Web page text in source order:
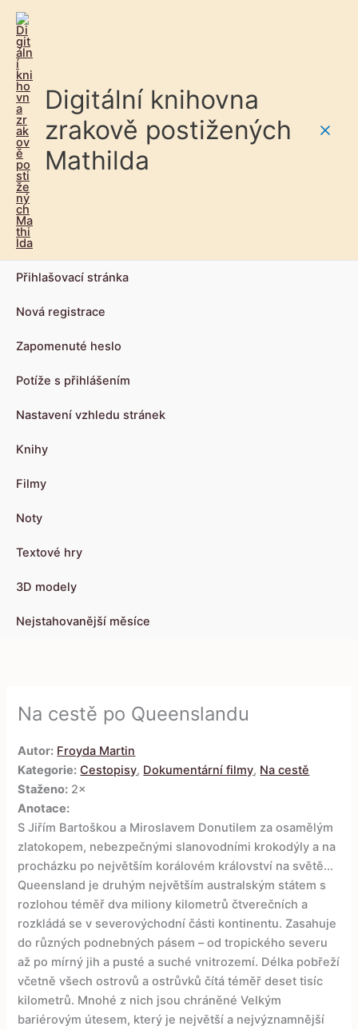
Digitální knihovna
zrakově postižených
Mathilda
Přihlašovací stránka
Nová registrace
Zapomenuté heslo
Potíže s přihlášením
Nastavení vzhledu stránek
Knihy
Filmy
Noty
Textové hry
3D modely
Nejstahovanější měsíce
Na cestě po Queenslandu
Autor: Froyda Martin
Kategorie: Cestopisy, Dokumentární filmy, Na cestě
Staženo: 2×
Anotace:
S Jiřím Bartoškou a Miroslavem Donutilem za osamělým
zlatokopem, nebezpečnými slanovodními krokodýly a na
procházku po největším korálovém království na světě...
Queensland je druhým největším australským státem s
rozlohou téměř dva miliony kilometrů čtverečních a
rozkládá se v severovýchodní části kontinentu. Zasahuje
do různých podnebných pásem – od tropického severu
až po mírný jih a pusté a suché vnitrozemí. Délka pobřeží
včetně všech ostrovů a ostrůvků čítá téměř deset tisíc
kilometrů. Mnohé z nich jsou chráněné Velkým
bariérovým útesem, který je největší a nejvýznamnější